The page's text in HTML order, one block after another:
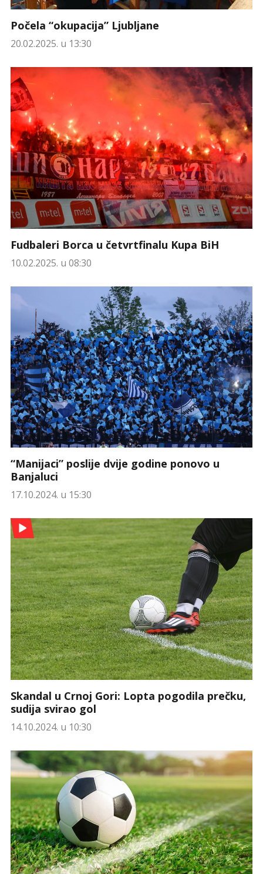
Počela “okupacija” Ljubljane
20.02.2025. u 13:30
Fudbaleri Borca u četvrtfinalu Kupa BiH
10.02.2025. u 08:30
“Manijaci” poslije dvije godine ponovo u
Banjaluci
17.10.2024. u 15:30
Skandal u Crnoj Gori: Lopta pogodila prečku,
sudija svirao gol
14.10.2024. u 10:30